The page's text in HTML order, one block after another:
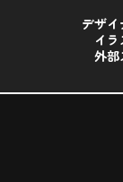
デザイ
イ
外部